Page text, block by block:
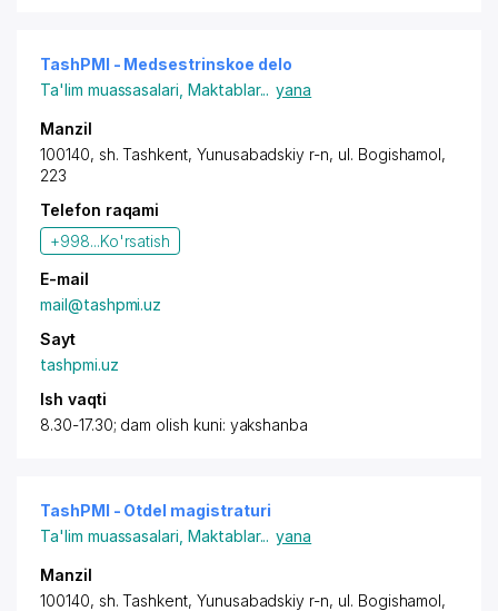
TashPMI - Medsestrinskoe delo
Ta'lim muassasalari Maktablar... yana
Manzil
100140, sh. Tashkent, Yunusabadskiy r-n, ul. Bogishamol,
223
Telefon raqami
+998...Ko'rsatish
E-mail
mail@tashpmi.uz
Sayt
tashpmi.uz
Ish vaqti
8.30-17.30; dam olish kuni: yakshanba
TashPMI - Otdel magistraturi
Ta'lim muassasalari Maktablar... yana
Manzil
100140, sh. Tashkent, Yunusabadskiy r-n, ul. Bogishamol,